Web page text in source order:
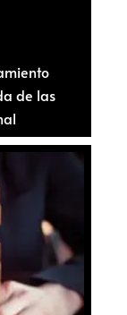
de las